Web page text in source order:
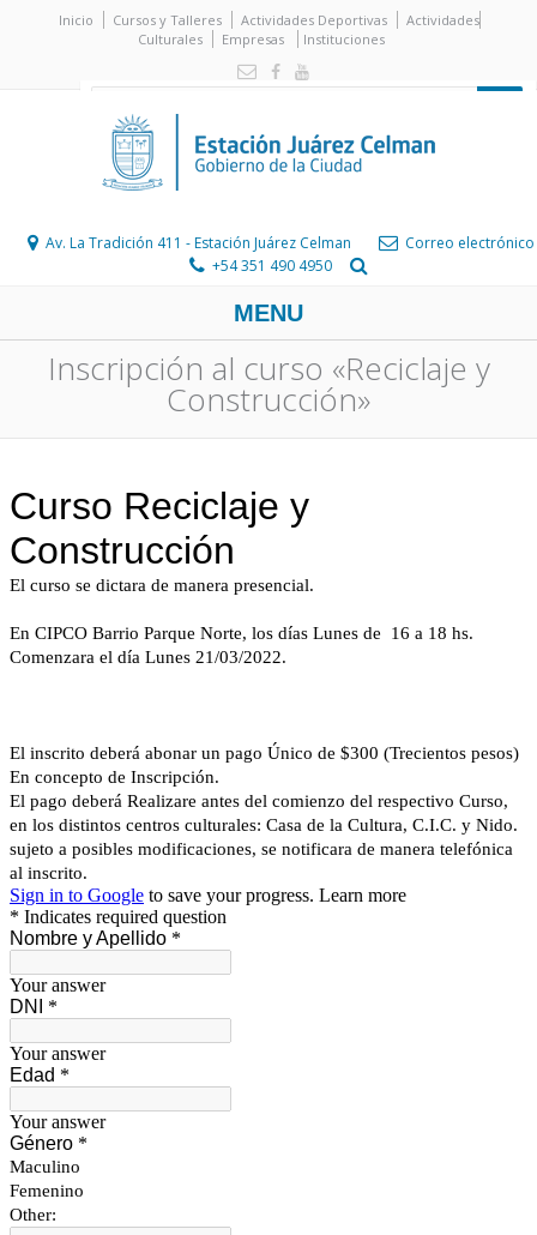
Inicio Cursos y Talleres Actividades Deportivas
Actividades
Culturales
Empresas Instituciones
Av. La Tradición 411 - Estación Juárez Celman
Correo electrónico
+54 351 490 4950
MENU
Inscripción al curso «Reciclaje y
Construcción»